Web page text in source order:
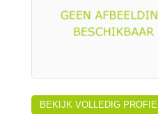
BEKIJK VOLLEDIG PROFIEL